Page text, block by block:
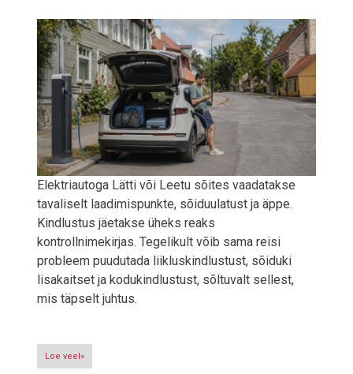
Elektriautoga Lätti või Leetu sõites vaadatakse
tavaliselt laadimispunkte, sõiduulatust ja äppe.
Kindlustus jäetakse üheks reaks
kontrollnimekirjas. Tegelikult võib sama reisi
probleem puudutada liikluskindlustust, sõiduki
lisakaitset ja kodukindlustust, sõltuvalt sellest,
mis täpselt juhtus.
Loe veel»